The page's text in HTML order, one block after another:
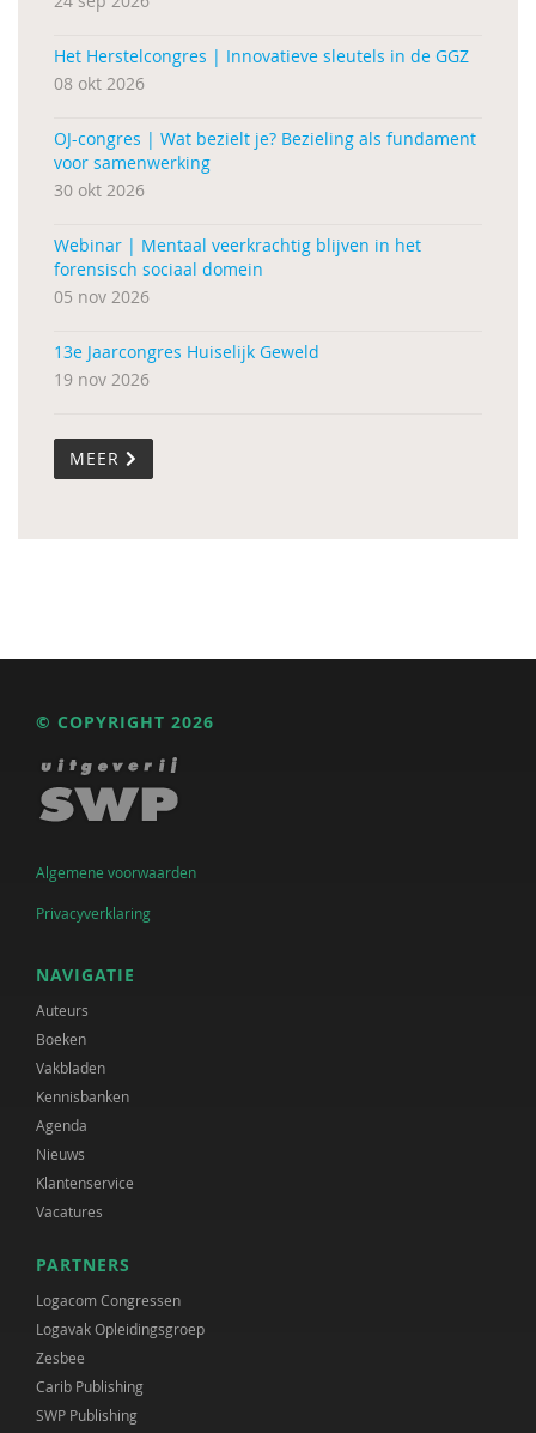
Het Herstelcongres | Innovatieve sleutels in de GGZ
08 okt 2026
OJ-congres | Wat bezielt je? Bezieling als fundament
voor samenwerking
30 okt 2026
Webinar | Mentaal veerkrachtig blijven in het
forensisch sociaal domein
05 nov 2026
13e Jaarcongres Huiselijk Geweld
19 nov 2026
MEER
© COPYRIGHT 2026
Algemene voorwaarden
Privacyverklaring
NAVIGATIE
Auteurs
Boeken
Vakbladen
Kennisbanken
Agenda
Nieuws
Klantenservice
Vacatures
PARTNERS
Logacom Congressen
Logavak Opleidingsgroep
Zesbee
Carib Publishing
SWP Publishing